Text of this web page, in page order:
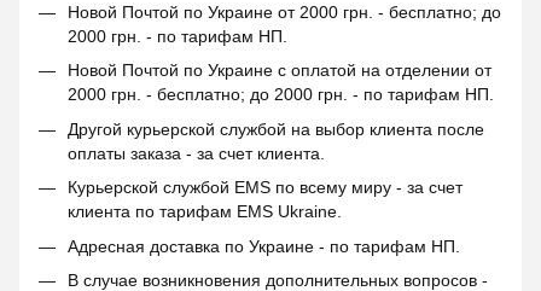
Новой Почтой по Украине от 2000 грн. - бесплатно; до
2000 грн. - по тарифам НП.
Новой Почтой по Украине с оплатой на отделении от
2000 грн. - бесплатно; до 2000 грн. - по тарифам НП.
Другой курьерской службой на выбор клиента после
оплаты заказа - за счет клиента.
Курьерской службой EMS по всему миру - за счет
клиента по тарифам EMS Ukraine.
Адресная доставка по Украине - по тарифам НП.
В случае возникновения дополнительных вопросов -